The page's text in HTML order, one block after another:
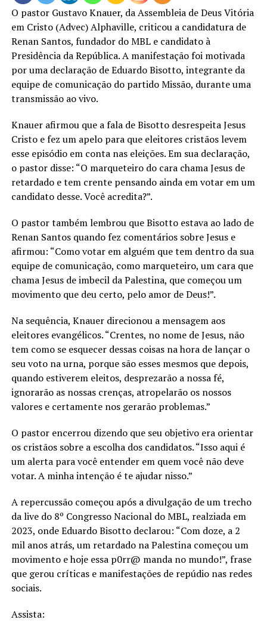
O pastor Gustavo Knauer, da Assembleia de Deus Vitória
em Cristo (Advec) Alphaville, criticou a candidatura de
Renan Santos, fundador do MBL e candidato à
Presidência da República. A manifestação foi motivada
por uma declaração de Eduardo Bisotto, integrante da
equipe de comunicação do partido Missão, durante uma
transmissão ao vivo.
Knauer afirmou que a fala de Bisotto desrespeita Jesus
Cristo e fez um apelo para que eleitores cristãos levem
esse episódio em conta nas eleições. Em sua declaração,
o pastor disse: “O marqueteiro do cara chama Jesus de
retardado e tem crente pensando ainda em votar em um
candidato desse. Você acredita?”.
O pastor também lembrou que Bisotto estava ao lado de
Renan Santos quando fez comentários sobre Jesus e
afirmou: “Como votar em alguém que tem dentro da sua
equipe de comunicação, como marqueteiro, um cara que
chama Jesus de imbecil da Palestina, que começou um
movimento que deu certo, pelo amor de Deus!”.
Na sequência, Knauer direcionou a mensagem aos
eleitores evangélicos. “Crentes, no nome de Jesus, não
tem como se esquecer dessas coisas na hora de lançar o
seu voto na urna, porque são esses mesmos que depois,
quando estiverem eleitos, desprezarão a nossa fé,
ignorarão as nossas crenças, atropelarão os nossos
valores e certamente nos gerarão problemas.”
O pastor encerrou dizendo que seu objetivo era orientar
os cristãos sobre a escolha dos candidatos. “Isso aqui é
um alerta para você entender em quem você não deve
votar. A minha intenção é te ajudar nisso.”
A repercussão começou após a divulgação de um trecho
da live do 8º Congresso Nacional do MBL, realziada em
2023, onde Eduardo Bisotto declarou: “Com doze, a 2
mil anos atrás, um retardado na Palestina começou um
movimento e hoje essa p0rr@ manda no mundo!”, frase
que gerou críticas e manifestações de repúdio nas redes
sociais.
Assista: